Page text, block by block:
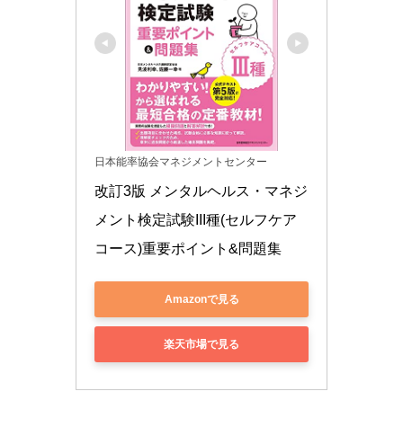
日本能率協会マネジメントセンター
改訂3版 メンタルヘルス・マネジ
メント検定試験III種(セルフケア
コース)重要ポイント&問題集
Amazonで見る
楽天市場で見る